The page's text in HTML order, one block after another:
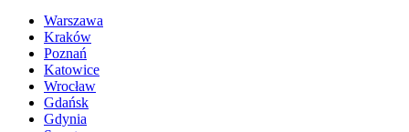
Warszawa
Kraków
Poznań
Katowice
Wrocław
Gdańsk
Gdynia